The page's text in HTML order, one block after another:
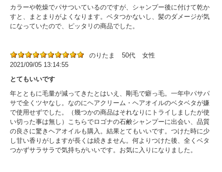
カラーや乾燥でパサついているのですが、シャンプー後に付けて乾か
すと、まとまりがよくなります。ベタつかないし、髪のダメージが気
になっていたので、ピッタリの商品でした。
のりたま 50代
女性
2021/09/05 13:14:55
とてもいいです
年とともに毛量が減ってきたとはいえ、剛毛で癖っ毛。一年中パサパ
サで全くツヤなし。なのにヘアクリーム・ヘアオイルのベタベタが嫌
で使用せずでした。（幾つかの商品はそれなりにトライしましたが使
い切った事は無し）こちらでロゴナの石鹸シャンプーに出会い、品質
の良さに驚きヘアオイルも購入。結果とてもいいです。つけた時に少
し甘い香りがしますが長くは続きません。何よりつけた後、全くベタ
つかずサラサラで気持ちがいいです。お気に入りになりました。